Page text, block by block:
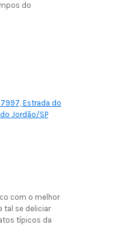
do
7997, Estrada do
Jordão/SP
com o melhor
tal se deliciar
típicos da